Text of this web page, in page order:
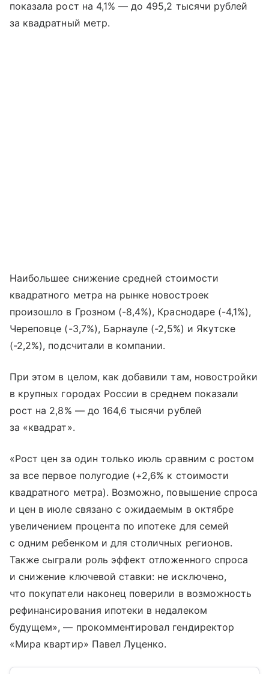
показала рост на 4,1% — до 495,2 тысячи рублей
за квадратный метр.
Наибольшее снижение средней стоимости
квадратного метра на рынке новостроек
произошло в Грозном (-8,4%), Краснодаре (-4,1%),
Череповце (-3,7%), Барнауле (-2,5%) и Якутске
(-2,2%), подсчитали в компании.
При этом в целом, как добавили там, новостройки
в крупных городах России в среднем показали
рост на 2,8% — до 164,6 тысячи рублей
за «квадрат».
«Рост цен за один только июль сравним с ростом
за все первое полугодие (+2,6% к стоимости
квадратного метра). Возможно, повышение спроса
и цен в июле связано с ожидаемым в октябре
увеличением процента по ипотеке для семей
с одним ребенком и для столичных регионов.
Также сыграли роль эффект отложенного спроса
и снижение ключевой ставки: не исключено,
что покупатели наконец поверили в возможность
рефинансирования ипотеки в недалеком
будущем», — прокомментировал гендиректор
«Мира квартир» Павел Луценко.